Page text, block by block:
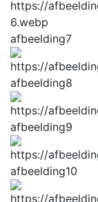
afbeelding7
afbeelding8
afbeelding9
afbeelding10